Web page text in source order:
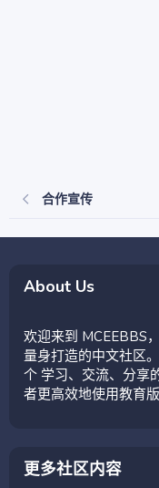
合作宣传
About Us
欢迎来到 MCEEBBS
量身打造的中文社区
个 学习、交流、分享
者更高效地使用教育版
更多社区内容